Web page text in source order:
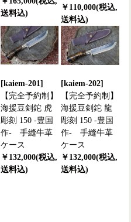
送料込)
￥110,000(税込,
送料込)
[kaiem-201]
【完全予約制】
海援豆剣鉈 虎
彫刻 150 -豊国
作- 手縫牛革
ケース
￥132,000(税込,
送料込)
[kaiem-202]
【完全予約制】
海援豆剣鉈 龍
彫刻 150 -豊国
作- 手縫牛革
ケース
￥132,000(税込,
送料込)